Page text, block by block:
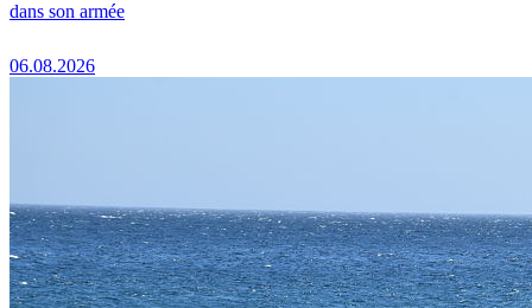
dans son armée
06.08.2026